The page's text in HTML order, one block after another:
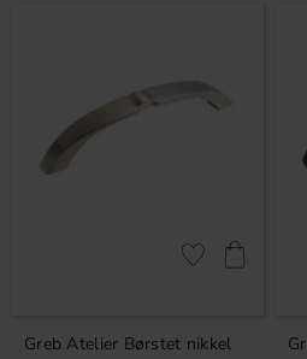
Greb Atelier Børstet nikkel
Gem som favorit